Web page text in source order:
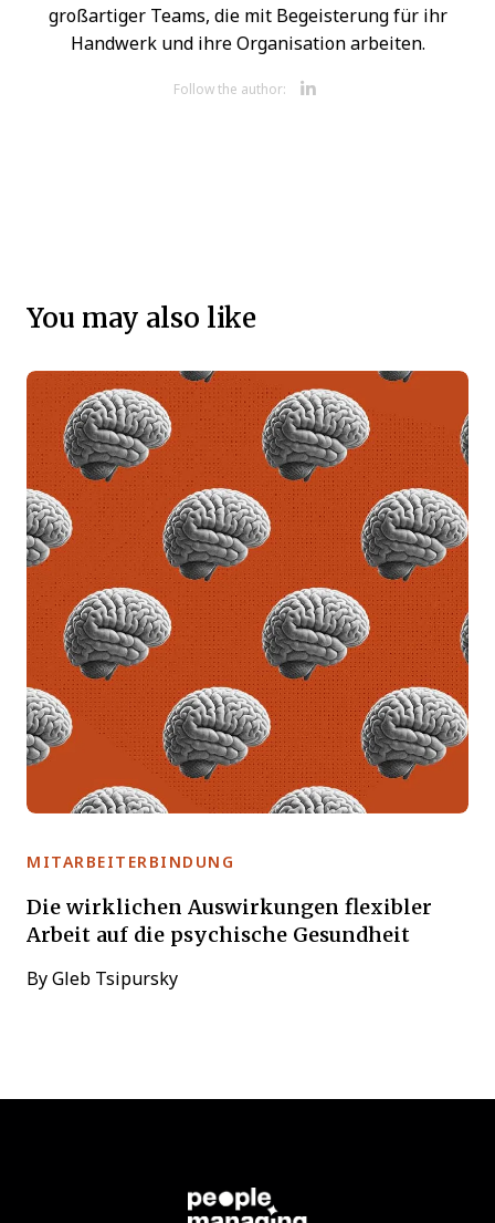
großartiger Teams, die mit Begeisterung für ihr
Handwerk und ihre Organisation arbeiten.
Follow the author:
You may also like
MITARBEITERBINDUNG
Die wirklichen Auswirkungen flexibler
Arbeit auf die psychische Gesundheit
By Gleb Tsipursky